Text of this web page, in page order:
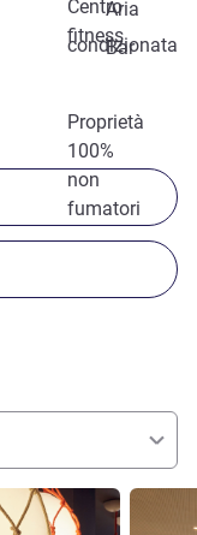
Centro
fitness
Aria
condizionata
Bar
Proprietà
100%
non
fumatori